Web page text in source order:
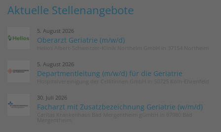
Aktuelle Stellenangebote
5. August 2026
Oberarzt Geriatrie (m/w/d)
5. August 2026
Departmentleitung (m/w/d) für die Geriatrie
30. Juli 2026
Facharzt mit Zusatzbezeichnung Geriatrie (w/m/d)